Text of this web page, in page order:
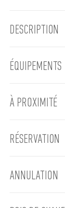
DESCRIPTION
ÉQUIPEMENTS
À PROXIMITÉ
RÉSERVATION
ANNULATION